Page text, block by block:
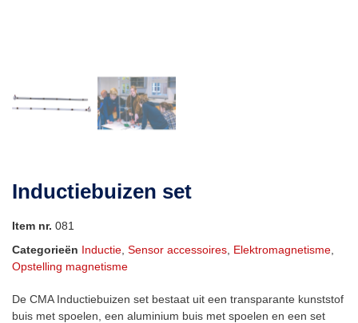
Inductiebuizen set
Item nr. 081
Categorieën Inductie Sensor accessoires Elektromagnetisme
Opstelling magnetisme
De CMA Inductiebuizen set bestaat uit een transparante kunststof
buis met spoelen, een aluminium buis met spoelen en een set